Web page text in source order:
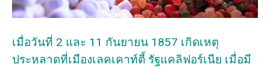
เมื่อวันที่ 2 และ 11 กันยายน 1857 เกิดเหตุ
ประหลาดที่เมืองเลคเคาท์ตี้ รัฐแคลิฟอร์เนีย เมื่อมี